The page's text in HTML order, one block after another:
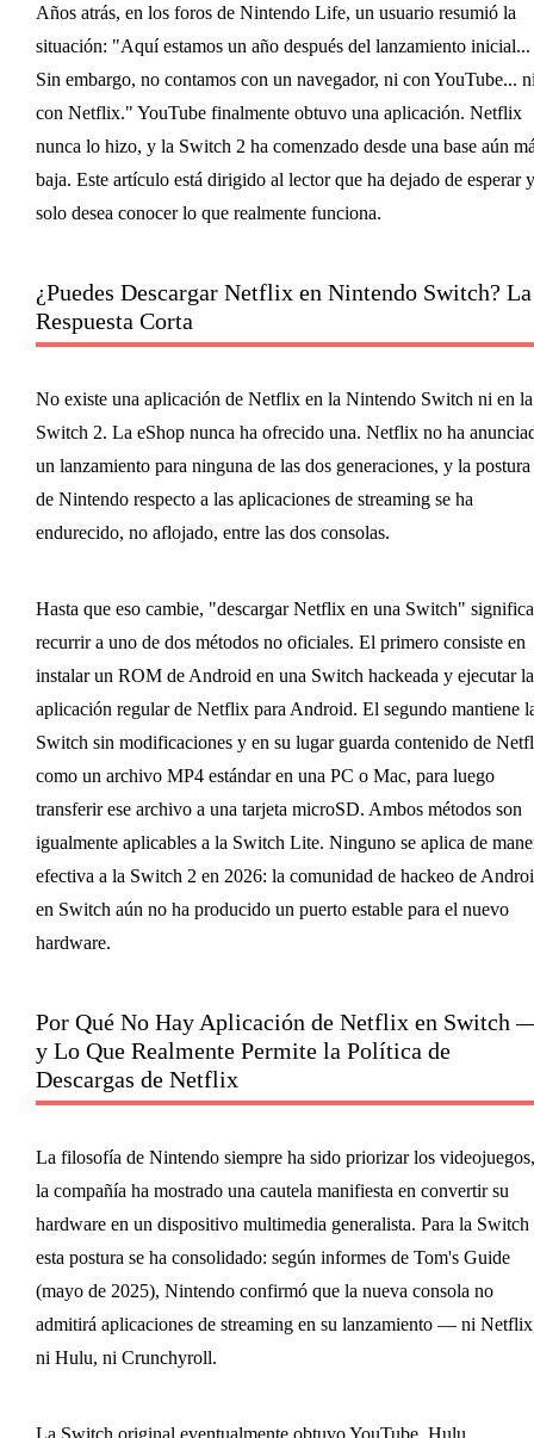
Años atrás, en los foros de Nintendo Life, un usuario resumió la
situación: "Aquí estamos un año después del lanzamiento inicial...
Sin embargo, no contamos con un navegador, ni con YouTube...
con Netflix." YouTube finalmente obtuvo una aplicación. Netflix
nunca lo hizo, y la Switch 2 ha comenzado desde una base aún
baja. Este artículo está dirigido al lector que ha dejado de esperar y
solo desea conocer lo que realmente funciona.
¿Puedes Descargar Netflix en Nintendo Switch? La
Respuesta Corta
No existe una aplicación de Netflix en la Nintendo Switch ni en la
Switch 2. La eShop nunca ha ofrecido una. Netflix no ha
un lanzamiento para ninguna de las dos generaciones, y la postura
de Nintendo respecto a las aplicaciones de streaming se ha
endurecido, no aflojado, entre las dos consolas.
Hasta que eso cambie, "descargar Netflix en una Switch" significa
recurrir a uno de dos métodos no oficiales. El primero consiste en
instalar un ROM de Android en una Switch hackeada y ejecutar la
aplicación regular de Netflix para Android. El segundo mantiene
Switch sin modificaciones y en su lugar guarda contenido de
como un archivo MP4 estándar en una PC o Mac, para luego
transferir ese archivo a una tarjeta microSD. Ambos métodos son
igualmente aplicables a la Switch Lite. Ninguno se aplica de
efectiva a la Switch 2 en 2026: la comunidad de hackeo de
en Switch aún no ha producido un puerto estable para el nuevo
hardware.
Por Qué No Hay Aplicación de Netflix en Switch
y Lo Que Realmente Permite la Política de
Descargas de Netflix
La filosofía de Nintendo siempre ha sido priorizar los
la compañía ha mostrado una cautela manifiesta en convertir su
hardware en un dispositivo multimedia generalista. Para la Switch
esta postura se ha consolidado: según informes de Tom's Guide
(mayo de 2025), Nintendo confirmó que la nueva consola no
admitirá aplicaciones de streaming en su lanzamiento — ni
ni Hulu, ni Crunchyroll.